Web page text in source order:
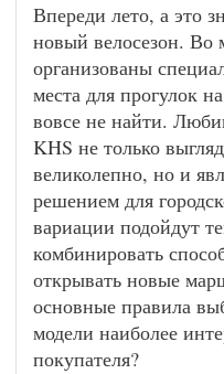
Впереди лето, а это
новый велосезон. Во
организованы
места для прогулок
вовсе не найти.
KHS не только
великолепно, но и
решением для
вариации подойдут
комбинировать
открывать новые
основные правила
модели наиболее
покупателя?